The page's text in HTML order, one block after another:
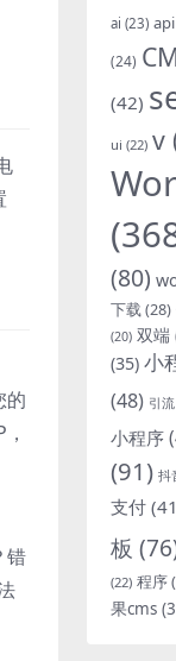
的
错
ai (23) api
(24)
(42)
ui (22) v
(80)
下载(28)
(20) 双端
(35) 小
(48) 引流
小程序
(91) 抖
支付
板
(22) 程序
果cms